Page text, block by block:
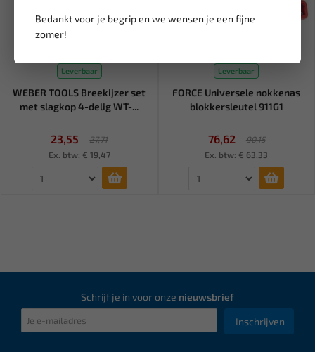
Bedankt voor je begrip en we wensen je een fijne
zomer!
Leverbaar
WEBER TOOLS Breekijzer set
met slagkop 4-delig WT-...
23,55
27,71
Ex. btw: € 19,47
Leverbaar
FORCE Universele nokkenas
blokkersleutel 911G1
76,62
90,15
Ex. btw: € 63,33
Schrijf je in voor onze nieuwsbrief
Inschrijven